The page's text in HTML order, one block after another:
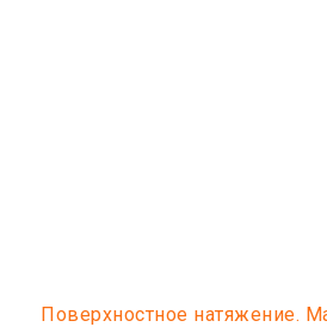
Поверхностное натяжение.